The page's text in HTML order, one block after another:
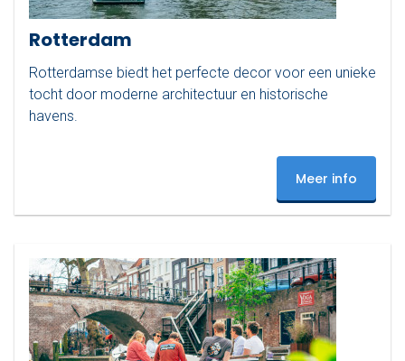
Rotterdam
Rotterdamse biedt het perfecte decor voor een unieke
tocht door moderne architectuur en historische
havens.
Meer info